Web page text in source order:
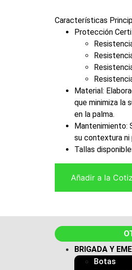
Características
Protección
Material:
que minimiza la
en la palma.
Mantenimiento:
su contextura
Tallas
Añadir a la
BRIGADA Y
Botas